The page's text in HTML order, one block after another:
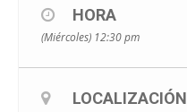
HORA
(Miércoles) 12:30 pm
LOCALIZACIÓN